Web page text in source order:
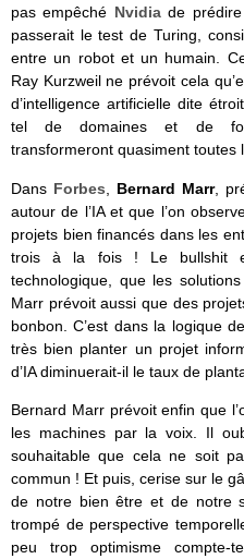
pas empêché Nvidiade prédire
passerait le test de Turing,
entre un robot et un humain.
Ray Kurzweil ne prévoit cela
d’intelligence artificielle dite
tel de domaines et de
transformeront quasiment toutes
Dans Forbes Bernard Marr,
autour de l’IA et que l’on
projets bien financés dans les
trois à la fois ! Le bullshit
technologique, que les
Marr prévoit aussi que des
bonbon. C’est dans la logique
très bien planter un projet
d’IA diminuerait-il le taux de
Bernard Marr prévoit enfin que
les machines par la voix. Il
souhaitable que cela ne soit
commun ! Et puis, cerise sur le
de notre bien être et de notre
trompé de perspective
peu trop optimisme compte-